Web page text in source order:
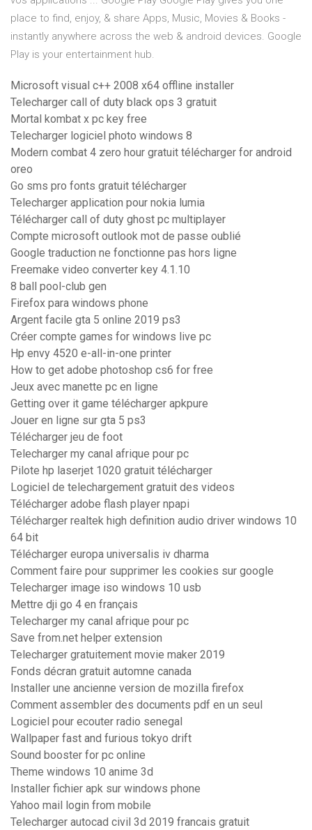
place to find, enjoy, & share Apps, Music, Movies & Books -
instantly anywhere across the web & android devices. Google
Play is your entertainment hub.
Microsoft visual c++ 2008 x64 offline installer
Telecharger call of duty black ops 3 gratuit
Mortal kombat x pc key free
Telecharger logiciel photo windows 8
Modern combat 4 zero hour gratuit télécharger for android
oreo
Go sms pro fonts gratuit télécharger
Telecharger application pour nokia lumia
Télécharger call of duty ghost pc multiplayer
Compte microsoft outlook mot de passe oublié
Google traduction ne fonctionne pas hors ligne
Freemake video converter key 4.1.10
8 ball pool-club gen
Firefox para windows phone
Argent facile gta 5 online 2019 ps3
Créer compte games for windows live pc
Hp envy 4520 e-all-in-one printer
How to get adobe photoshop cs6 for free
Jeux avec manette pc en ligne
Getting over it game télécharger apkpure
Jouer en ligne sur gta 5 ps3
Télécharger jeu de foot
Telecharger my canal afrique pour pc
Pilote hp laserjet 1020 gratuit télécharger
Logiciel de telechargement gratuit des videos
Télécharger adobe flash player npapi
Télécharger realtek high definition audio driver windows 10
64 bit
Télécharger europa universalis iv dharma
Comment faire pour supprimer les cookies sur google
Telecharger image iso windows 10 usb
Mettre dji go 4 en français
Telecharger my canal afrique pour pc
Save from.net helper extension
Telecharger gratuitement movie maker 2019
Fonds décran gratuit automne canada
Installer une ancienne version de mozilla firefox
Comment assembler des documents pdf en un seul
Logiciel pour ecouter radio senegal
Wallpaper fast and furious tokyo drift
Sound booster for pc online
Theme windows 10 anime 3d
Installer fichier apk sur windows phone
Yahoo mail login from mobile
Telecharger autocad civil 3d 2019 francais gratuit